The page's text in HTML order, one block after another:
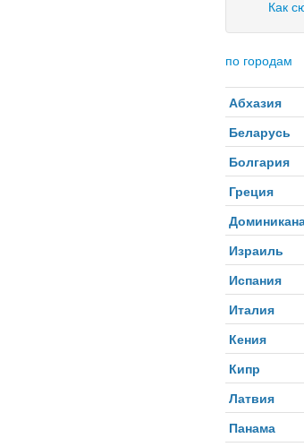
Как
по городам
Абхазия
Беларусь
Болгария
Греция
Израиль
Испания
Италия
Кения
Кипр
Латвия
Панама